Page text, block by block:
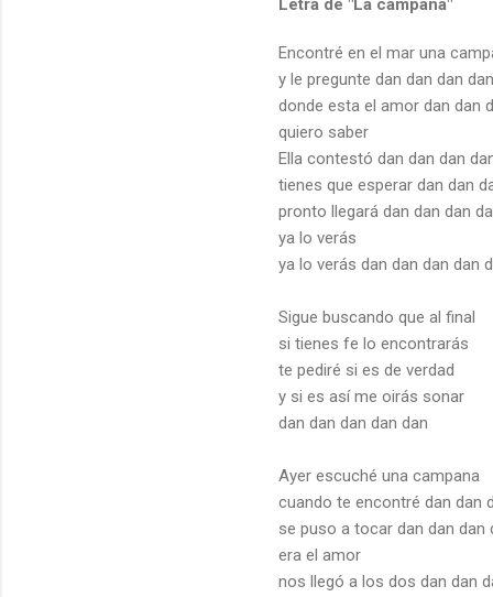
Letra de "La campana"
Encontré en el mar una
y le pregunte dan dan dan
donde esta el amor dan dan
quiero saber
Ella contestó dan dan dan
tienes que esperar dan dan
pronto llegará dan dan dan
ya lo verás
ya lo verás dan dan dan dan
Sigue buscando que al final
si tienes fe lo encontrarás
te pediré si es de verdad
y si es así me oirás sonar
dan dan dan dan dan
Ayer escuché una campana
cuando te encontré dan dan
se puso a tocar dan dan dan
era el amor
nos llegó a los dos dan dan